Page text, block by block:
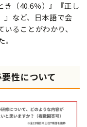
き（40.6％）』『正し
』など、日本語で会
ることがわかり、
性について